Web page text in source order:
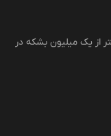
از یک میلیون بشکه در